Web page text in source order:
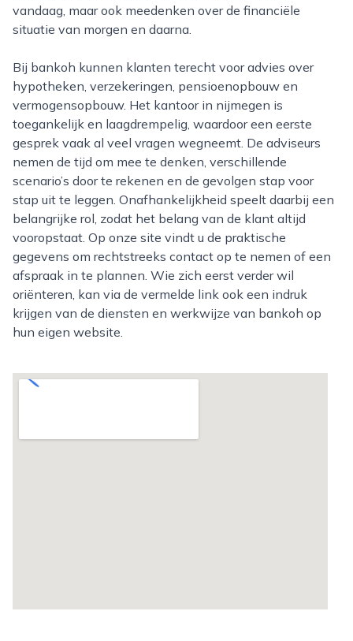
vandaag, maar ook meedenken over de financiële
situatie van morgen en daarna.
Bij bankoh kunnen klanten terecht voor advies over
hypotheken, verzekeringen, pensioenopbouw en
vermogensopbouw. Het kantoor in nijmegen is
toegankelijk en laagdrempelig, waardoor een eerste
gesprek vaak al veel vragen wegneemt. De adviseurs
nemen de tijd om mee te denken, verschillende
scenario’s door te rekenen en de gevolgen stap voor
stap uit te leggen. Onafhankelijkheid speelt daarbij een
belangrijke rol, zodat het belang van de klant altijd
vooropstaat. Op onze site vindt u de praktische
gegevens om rechtstreeks contact op te nemen of een
afspraak in te plannen. Wie zich eerst verder wil
oriënteren, kan via de vermelde link ook een indruk
krijgen van de diensten en werkwijze van bankoh op
hun eigen website.